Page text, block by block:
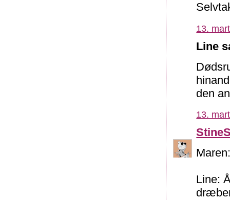
13.
Line
den
13.
Line: